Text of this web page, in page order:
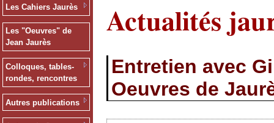
Les Cahiers Jaurès
Les "Oeuvres" de
Jean Jaurès
Colloques, tables-
rondes, rencontres
Autres publications
Actualités
Entretien avec
Oeuvres de